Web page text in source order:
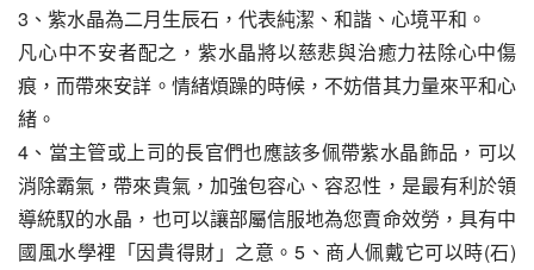
3、紫水晶為二月生辰石，代表純潔、和諧、心境平和。
凡心中不安者配之，紫水晶將以慈悲與治癒力祛除心中傷
痕，而帶來安詳。情緒煩躁的時候，不妨借其力量來平和心
緒。
4、當主管或上司的長官們也應該多佩帶紫水晶飾品，可以
消除霸氣，帶來貴氣，加強包容心、容忍性，是最有利於領
導統馭的水晶，也可以讓部屬信服地為您賣命效勞，具有中
國風水學裡「因貴得財」之意。5、商人佩戴它可以時(石)